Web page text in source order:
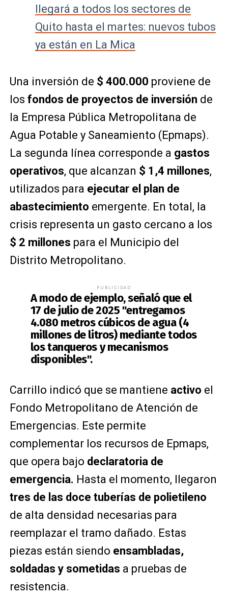
llegará a todos los sectores de
Quito hasta el martes: nuevos tubos
ya están en La Mica
Una inversión de $ 400.000 proviene de
los fondos de proyectos de inversión de
la Empresa Pública Metropolitana de
Agua Potable y Saneamiento (Epmaps).
La segunda línea corresponde a gastos
operativos, que alcanzan $ 1,4 millones,
utilizados para ejecutar el plan de
abastecimiento emergente. En total, la
crisis representa un gasto cercano a los
$ 2 millones para el Municipio del
Distrito Metropolitano.
PUBLICIDAD
A modo de ejemplo, señaló que el
17 de julio de 2025 "entregamos
4.080 metros cúbicos de agua (4
millones de litros)mediante todos
los tanqueros y mecanismos
disponibles".
Carrillo indicó que se mantiene activo el
Fondo Metropolitano de Atención de
Emergencias. Este permite
complementar los recursos de Epmaps,
que opera bajo declaratoria de
emergencia. Hasta el momento, llegaron
tres de las doce tuberías de polietileno
de alta densidad necesarias para
reemplazar el tramo dañado. Estas
piezas están siendo ensambladas,
soldadas y sometidas a pruebas de
resistencia.